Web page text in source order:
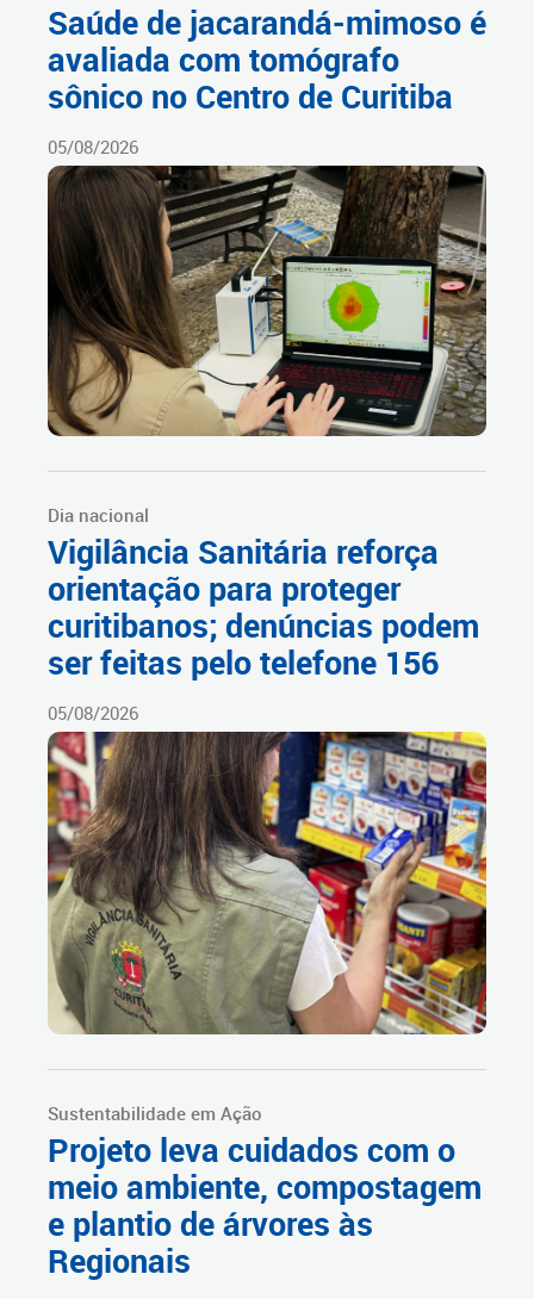
Saúde de jacarandá-mimoso é
avaliada com tomógrafo
sônico no Centro de Curitiba
05/08/2026
Dia nacional
Vigilância Sanitária reforça
orientação para proteger
curitibanos; denúncias podem
ser feitas pelo telefone 156
05/08/2026
Sustentabilidade em Ação
Projeto leva cuidados com o
meio ambiente, compostagem
e plantio de árvores às
Regionais